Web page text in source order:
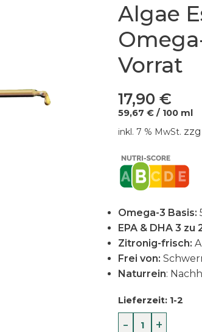
Algae
Vorrat
17,90 €
59,67 € / 100 ml
inkl. 7 % MwSt.
Omega-3 Basis:
EPA & DHA 3 zu
Zitronig-frisch:
Frei von:
Naturrein:
Lieferzeit: 1-2
- +